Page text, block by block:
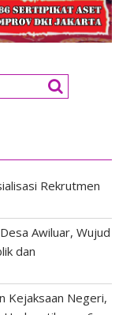
Rekrutmen
Awiluar, Wujud
dan
Kejaksaan Negeri,